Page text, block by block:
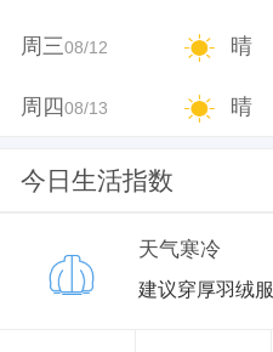
周三08/12 晴
周四08/13 晴
今日生活指数
天气寒冷
建议穿厚羽绒服